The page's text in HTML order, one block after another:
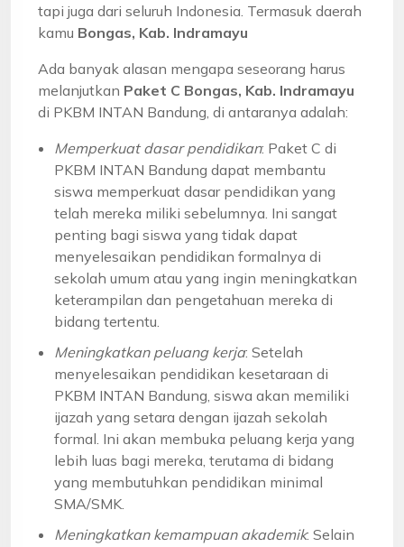
tapi juga dari seluruh Indonesia. Termasuk daerah
kamu Bongas, Kab. Indramayu
Ada banyak alasan mengapa seseorang harus
melanjutkan Paket C Bongas, Kab. Indramayu
di PKBM INTAN Bandung, di antaranya adalah:
Memperkuat dasar pendidikan: Paket C di
PKBM INTAN Bandung dapat membantu
siswa memperkuat dasar pendidikan yang
telah mereka miliki sebelumnya. Ini sangat
penting bagi siswa yang tidak dapat
menyelesaikan pendidikan formalnya di
sekolah umum atau yang ingin meningkatkan
keterampilan dan pengetahuan mereka di
bidang tertentu.
Meningkatkan peluang kerja: Setelah
menyelesaikan pendidikan kesetaraan di
PKBM INTAN Bandung, siswa akan memiliki
ijazah yang setara dengan ijazah sekolah
formal. Ini akan membuka peluang kerja yang
lebih luas bagi mereka, terutama di bidang
yang membutuhkan pendidikan minimal
SMA/SMK.
Meningkatkan kemampuan akademik: Selain